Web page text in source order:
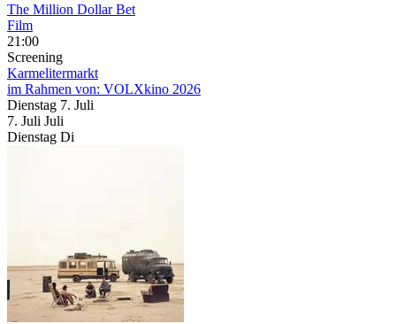
The Million Dollar Bet
Film
21:00
Screening
Karmelitermarkt
im Rahmen von: VOLXkino 2026
Dienstag 7. Juli
7. Juli Juli
Dienstag Di